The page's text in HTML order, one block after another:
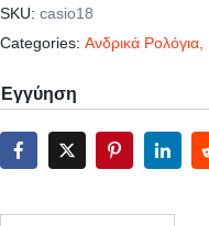
SKU: casio18
Categories: Ανδρικά Ρολόγια
Εγγύηση